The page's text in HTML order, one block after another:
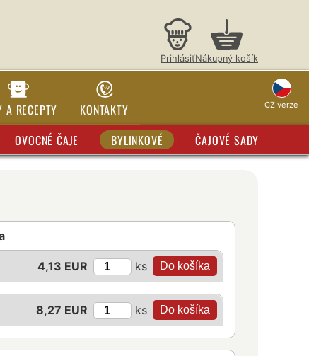
PrihlásiťNákupný košík
A RECEPTY KONTAKTY CZ verze
OVOCNÉ ČAJE BYLINKOVÉ ČAJOVÉ SADY
4,13 EUR ks
8,27 EUR ks